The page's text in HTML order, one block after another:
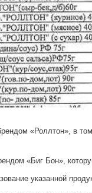
«Роллтон», в
«Биг Бон»,
указанной